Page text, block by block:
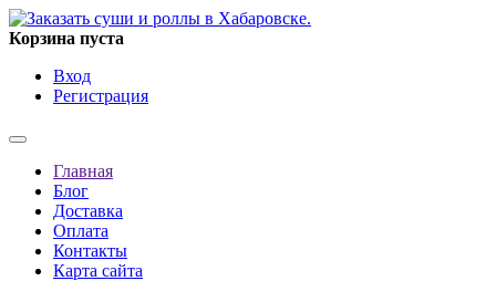
Корзина пуста
Вход
Регистрация
Главная
Блог
Доставка
Оплата
Контакты
Карта сайта